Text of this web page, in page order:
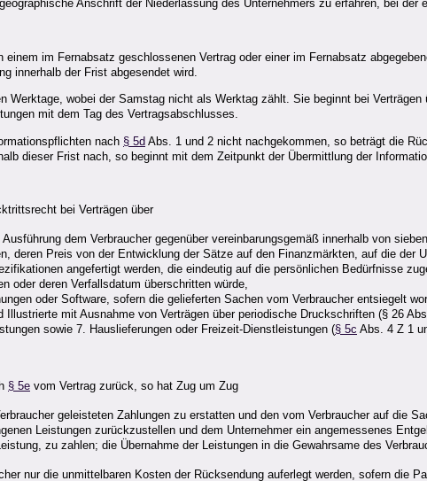
Anschrift der Niederlassung des Unternehmers zu erfahren, bei der
einem im Fernabsatz geschlossenen Vertrag oder einer im Fernabsatz
innerhalb der Frist abgesendet wird.
Werktage, wobei der Samstag nicht als Werktag zählt. Sie beginnt bei
mit dem Tag des Vertragsabschlusses.
nach § 5d Abs. 1 und 2 nicht nachgekommen, so beträgt die
dieser Frist nach, so beginnt mit dem Zeitpunkt der Übermittlung der
bei Verträgen über
dem Verbraucher gegenüber vereinbarungsgemäß innerhalb von
deren Preis von der Entwicklung der Sätze auf den Finanzmärkten, auf die der
angefertigt werden, die eindeutig auf die persönlichen Bedürfnisse
oder deren Verfallsdatum überschritten würde,
oder Software, sofern die gelieferten Sachen vom Verbraucher entsiegelt
Illustrierte mit Ausnahme von Verträgen über periodische Druckschriften (§ 26
sowie 7. Hauslieferungen oder Freizeit-Dienstleistungen (§ 5c Abs. 4 Z 1
§ 5e vom Vertrag zurück, so hat Zug um Zug
geleisteten Zahlungen zu erstatten und den vom Verbraucher auf die
Leistungen zurückzustellen und dem Unternehmer ein angemessenes
zu zahlen; die Übernahme der Leistungen in die Gewahrsame des
nur die unmittelbaren Kosten der Rücksendung auferlegt werden, sofern die